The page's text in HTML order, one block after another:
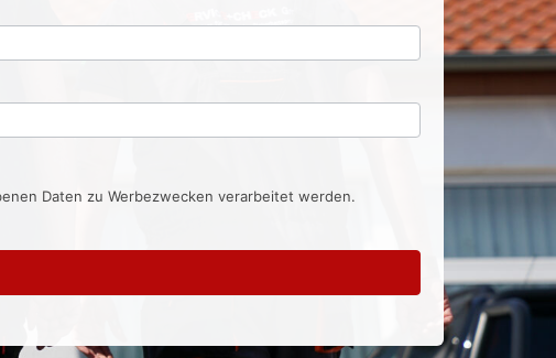
Daten zu Werbezwecken verarbeitet werden.